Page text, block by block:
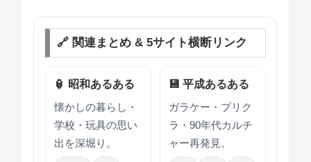
🔗 関連まとめ & 5サイト横断リンク
🏮 昭和あるある
懐かしの暮らし・
学校・玩具の思い
出を深堀り。
💾 平成あるある
ガラケー・プリク
ラ・90年代カルチ
ャー再発見。